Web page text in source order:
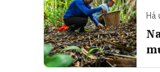
Há